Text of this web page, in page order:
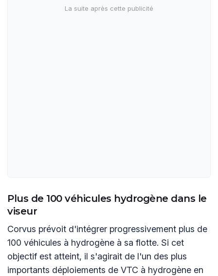
Plus de 100 véhicules hydrogène dans le
viseur
Corvus prévoit d'intégrer progressivement plus de
100 véhicules à hydrogène à sa flotte. Si cet
objectif est atteint, il s'agirait de l'un des plus
importants déploiements de VTC à hydrogène en